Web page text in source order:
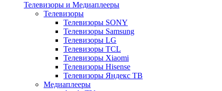
Телевизоры и Медиаплееры
Телевизоры
Телевизоры SONY
Телевизоры Samsung
Телевизоры LG
Телевизоры TCL
Телевизоры Xiaomi
Телевизоры Hisense
Телевизоры Яндекс ТВ
Медиаплееры